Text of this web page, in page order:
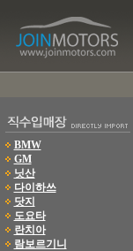
BMW
GM
닛산
다이하쓰
닷지
도요타
란치아
람보르기니